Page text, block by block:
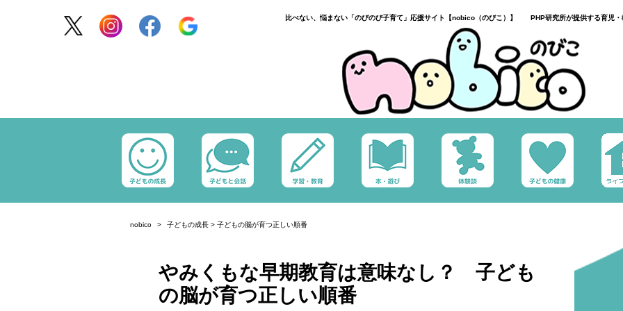
比べない、悩まない「のびのび子育て」応援サイト【nobico（のびこ）】 PHP研究所が提供する育児・
nobico 子どもの成長 > 子どもの脳が育つ正しい順番
やみくもな早期教育は意味なし？ 子ども
の脳が育つ正しい順番